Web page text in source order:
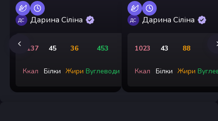
ДС Дарина Сіліна
2137
Ккал
45
Білки
36
Жири
453
Вуглеводи
ДС Дарина Сіліна
1023
Ккал
43
Білки
88
Жири
53